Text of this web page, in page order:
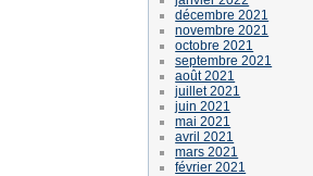
décembre 2021
novembre 2021
octobre 2021
septembre 2021
août 2021
juillet 2021
juin 2021
mai 2021
avril 2021
mars 2021
février 2021